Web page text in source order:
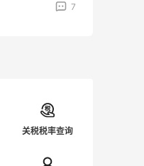
7
关税税率查询